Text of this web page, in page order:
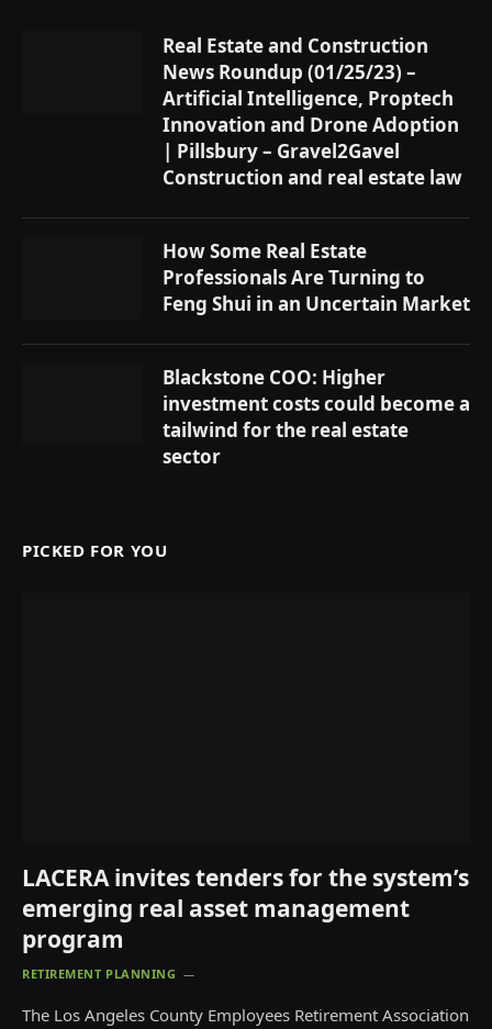
Real Estate and Construction
News Roundup (01/25/23) –
Artificial Intelligence, Proptech
Innovation and Drone Adoption
| Pillsbury – Gravel2Gavel
Construction and real estate law
How Some Real Estate
Professionals Are Turning to
Feng Shui in an Uncertain Market
Blackstone COO: Higher
investment costs could become a
tailwind for the real estate
sector
PICKED FOR YOU
LACERA invites tenders for the system’s
emerging real asset management
program
RETIREMENT PLANNING
The Los Angeles County Employees Retirement Association